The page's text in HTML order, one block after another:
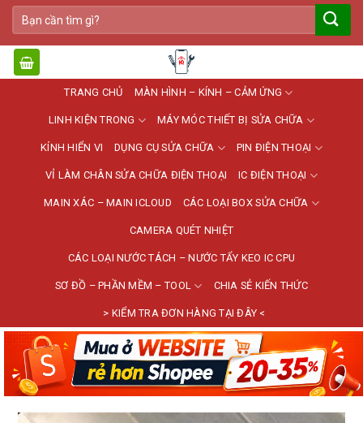
Bỏ
qua
nội
dung
Tìm
kiếm:
TRANG CHỦ MÀN HÌNH – KÍNH – CẢM ỨNG
LINH KIỆN TRONG MÁY MÓC THIẾT BỊ SỬA CHỮA
KÍNH HIỂN VI DỤNG CỤ SỬA CHỮA PIN ĐIỆN THOẠI
VỈ LÀM CHÂN SỬA CHỮA ĐIỆN THOẠI IC ĐIỆN THOẠI
MAIN XÁC – MAIN ICLOUD CÁC LOẠI BOX SỬA CHỮA
CAMERA QUÉT NHIỆT
CÁC LOẠI NƯỚC TÁCH – NƯỚC TẨY KEO IC CPU
SƠ ĐỒ – PHẦN MỀM – TOOL CHIA SẺ KIẾN THỨC
> KIỂM TRA ĐƠN HÀNG TẠI ĐÂY <